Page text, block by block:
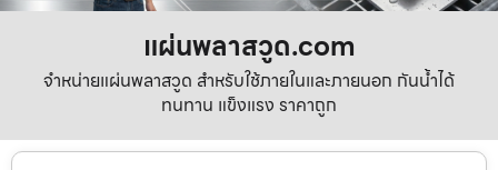
แผ่นพลาสวูด.com
จำหน่ายแผ่นพลาสวูด สำหรับใช้ภายในและภายนอก กันน้ำได้
ทนทาน แข็งแรง ราคาถูก